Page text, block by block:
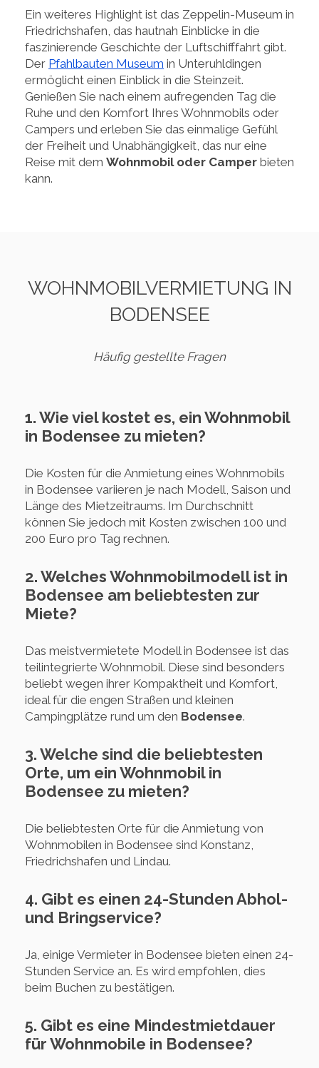
Ein weiteres Highlight ist das Zeppelin-Museum in
Friedrichshafen, das hautnah Einblicke in die
faszinierende Geschichte der Luftschifffahrt gibt.
Der Pfahlbauten Museum in Unteruhldingen
ermöglicht einen Einblick in die Steinzeit.
Genießen Sie nach einem aufregenden Tag die
Ruhe und den Komfort Ihres Wohnmobils oder
Campers und erleben Sie das einmalige Gefühl
der Freiheit und Unabhängigkeit, das nur eine
Reise mit dem Wohnmobil oder Camper bieten
kann.
WOHNMOBILVERMIETUNG IN
BODENSEE
Häufig gestellte Fragen
1. Wie viel kostet es, ein Wohnmobil
in Bodensee zu mieten?
Die Kosten für die Anmietung eines Wohnmobils
in Bodensee variieren je nach Modell, Saison und
Länge des Mietzeitraums. Im Durchschnitt
können Sie jedoch mit Kosten zwischen 100 und
200 Euro pro Tag rechnen.
2. Welches Wohnmobilmodell ist in
Bodensee am beliebtesten zur
Miete?
Das meistvermietete Modell in Bodensee ist das
teilintegrierte Wohnmobil. Diese sind besonders
beliebt wegen ihrer Kompaktheit und Komfort,
ideal für die engen Straßen und kleinen
Campingplätze rund um den Bodensee.
3. Welche sind die beliebtesten
Orte, um ein Wohnmobil in
Bodensee zu mieten?
Die beliebtesten Orte für die Anmietung von
Wohnmobilen in Bodensee sind Konstanz,
Friedrichshafen und Lindau.
4. Gibt es einen 24-Stunden Abhol-
und Bringservice?
Ja, einige Vermieter in Bodensee bieten einen 24-
Stunden Service an. Es wird empfohlen, dies
beim Buchen zu bestätigen.
5. Gibt es eine Mindestmietdauer
für Wohnmobile in Bodensee?